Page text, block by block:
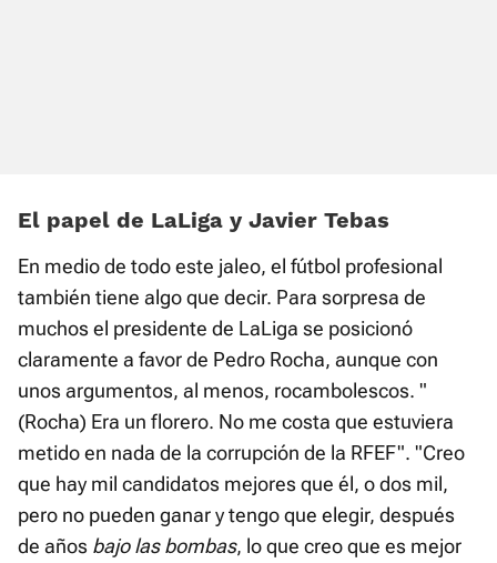
El papel de LaLiga y Javier Tebas
En medio de todo este jaleo, el fútbol profesional
también tiene algo que decir. Para sorpresa de
muchos el presidente de LaLiga se posicionó
claramente a favor de Pedro Rocha, aunque con
unos argumentos, al menos, rocambolescos. "
(Rocha) Era un florero. No me costa que estuviera
metido en nada de la corrupción de la RFEF". "Creo
que hay mil candidatos mejores que él, o dos mil,
pero no pueden ganar y tengo que elegir, después
de años bajo las bombas, lo que creo que es mejor